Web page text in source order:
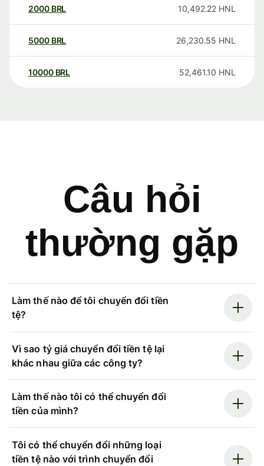
2000 BRL 10,492.22 HNL
5000 BRL 26,230.55 HNL
10000 BRL 52,461.10 HNL
Câu hỏi
thường gặp
Làm thế nào để tôi chuyển đổi tiền
tệ?
Vì sao tỷ giá chuyển đổi tiền tệ lại
khác nhau giữa các công ty?
Làm thế nào tôi có thể chuyển đổi
tiền của mình?
Tôi có thể chuyển đổi những loại
tiền tệ nào với trình chuyển đổi